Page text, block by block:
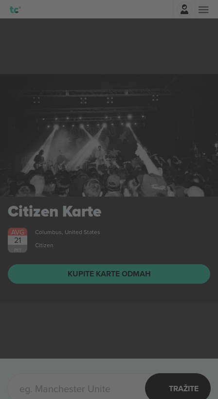
Citizen Karte
AVG
21
PET
Columbus, United States
Citizen
KUPITE KARTE ODMAH
TRAŽITE